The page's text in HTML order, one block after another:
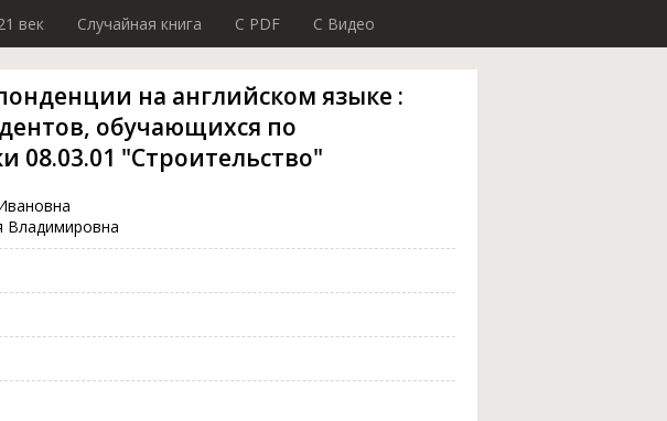
век Случайная книга C PDF C Видео
на английском языке :
обучающихся по
08.03.01 "Строительство"
Владимировна